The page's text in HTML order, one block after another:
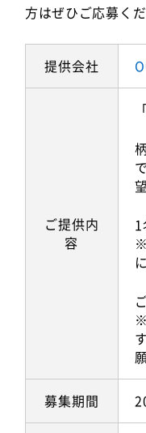
方はぜひご応募くだ
提供会社
ご提供内
容
募集期間